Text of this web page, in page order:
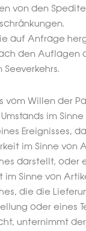
von den
auf Anfrage
den Auflagen
vom Willen der
im
Ereignisses,
im Sinne von
darstellt, oder
Sinne von
die die
oder eines
unternimmt